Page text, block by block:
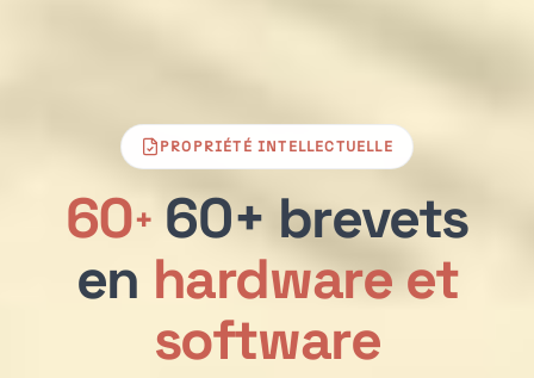
PROPRIÉTÉ INTELLECTUELLE
60+ 60+ brevets
en hardware et
software